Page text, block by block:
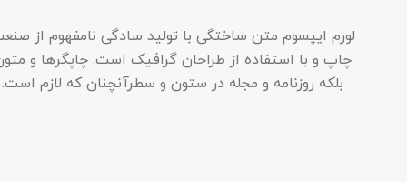
لورم ایپسوم متن ساختگی با تولید سادگی نامفهوم از
چاپ و با استفاده از طراحان گرافیک است. چاپگرها و
بلکه روزنامه و مجله در ستون و سطرآنچنان که لازم است.